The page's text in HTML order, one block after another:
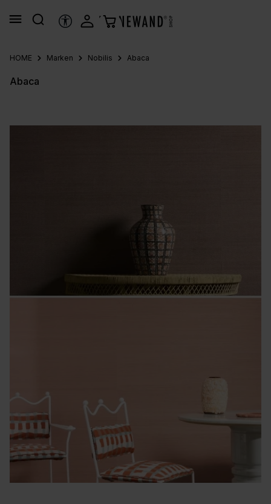
springen
HILFSTOOLS
HOME Marken Nobilis Abaca
Abaca